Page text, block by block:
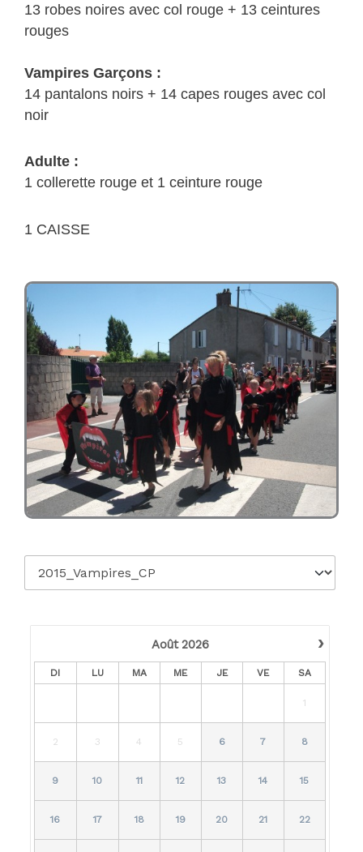
13 robes noires avec col rouge + 13 ceintures
rouges
Vampires Garçons :
14 pantalons noirs + 14 capes rouges avec col
noir
Adulte :
1 collerette rouge et 1 ceinture rouge
1 CAISSE
›
Août 2026
DI LU MA ME JE VE SA
1
2 3 4 5 6 7 8
9 10 11 12 13 14 15
16 17 18 19 20 21 22
Les
Vampires